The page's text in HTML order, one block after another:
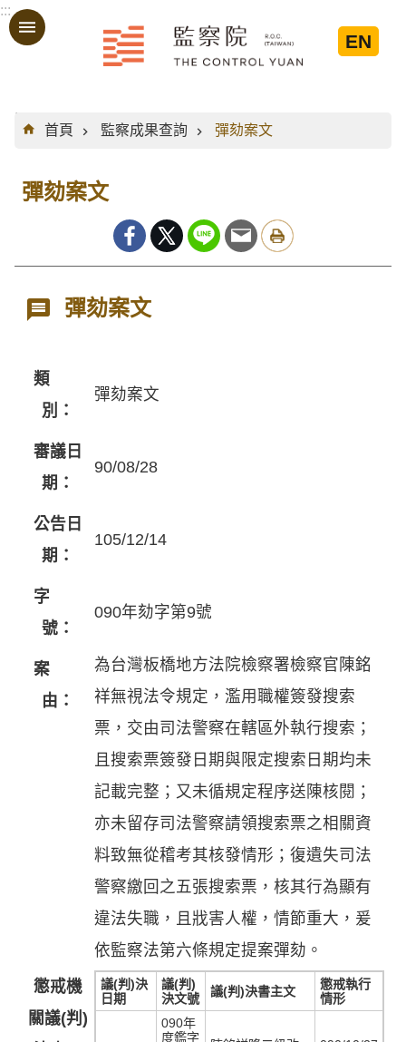
跳到主要內容區塊
:::
EN
:::
首頁
監察成果查詢 彈劾案文
彈劾案文
彈劾案文
類
別：
彈劾案文
審議日
期：
90/08/28
公告日
期：
105/12/14
字
號：
090年劾字第9號
案
由：
為台灣板橋地方法院檢察署檢察官陳銘
祥無視法令規定，濫用職權簽發搜索
票，交由司法警察在轄區外執行搜索；
且搜索票簽發日期與限定搜索日期均未
記載完整；又未循規定程序送陳核閱；
亦未留存司法警察請領搜索票之相關資
料致無從稽考其核發情形；復遺失司法
警察繳回之五張搜索票，核其行為顯有
違法失職，且戕害人權，情節重大，爰
依監察法第六條規定提案彈劾。
懲戒機
關議(判)
議(判)決
日期
議(判)
決文號
議(判)決書主文
懲戒執行
情形
090年
度鑑字